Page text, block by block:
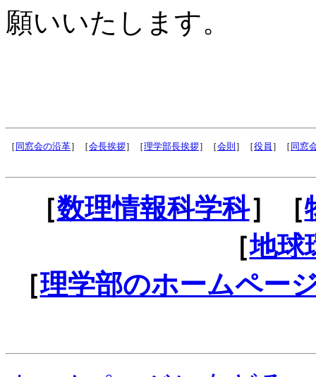
願いいたします。
［ 同窓会の沿革］［会長挨拶］［理学部長挨拶］［会則 ］［役員 ］［ 同窓
［数理情報科学科］［
［地球
［理学部のホームペー